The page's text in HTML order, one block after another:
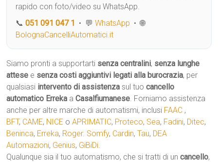
rapido con foto/video su WhatsApp.
📞051 091 047 1 • 💬WhatsApp • 🌐
BolognaCancelliAutomatici.it
Siamo pronti a supportarti senza centralini, senza lunghe
attese e senza costi aggiuntivi legati alla burocrazia, per
qualsiasi intervento di assistenza sul tuocancello
automatico Erreka aCasalfiumanese. Forniamo assistenza
anche per altre marche di automatismi, inclusi FAAC ,
BFT, CAME, NICE oAPRIMATIC, Proteco, Sea, Fadini, Ditec,
Beninca, Erreka, Roger. Somfy, Cardin,Tau, DEA
Automazioni, Genius, GiBiDi.
Qualunque sia il tuo automatismo, che si tratti di uncancello,